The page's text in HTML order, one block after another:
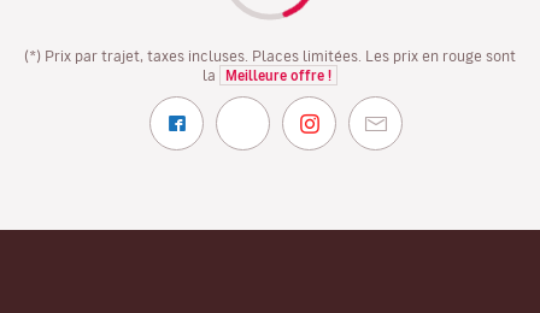
(*) Prix par trajet, taxes incluses. Places limitées. Les prix en rouge sont
la
Meilleure offre !